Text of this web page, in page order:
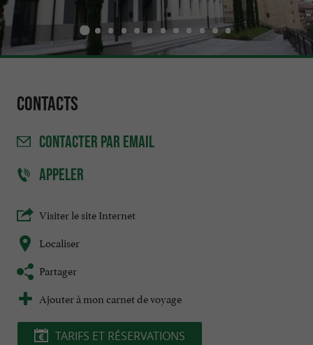
Contacts
CONTACTER PAR EMAIL
APPELER
Visiter le site Internet
Localiser
Partager
Ajouter à mon carnet de voyage
TARIFS ET RÉSERVATIONS